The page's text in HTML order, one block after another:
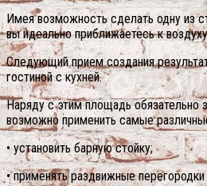
Имея возможность сделать одну из
вы идеально приближаетесь к
Следующий прием создания
гостиной с кухней.
Наряду с этим площадь обязательно
возможно применить самые
• установить барную стойку;
• применять раздвижные